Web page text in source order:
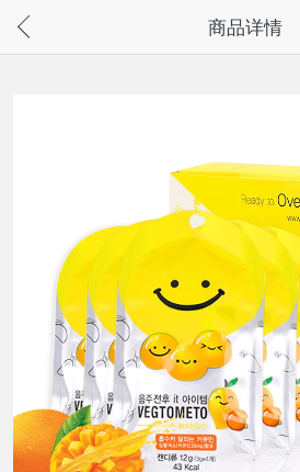
请通过微信或支付宝搜“奇兔客小程序”访问
商品详情